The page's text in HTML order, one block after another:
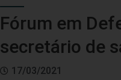
Fórum em
secretário de
17/03/2021